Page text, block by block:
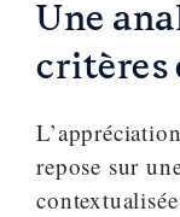
Une
critères
repose sur